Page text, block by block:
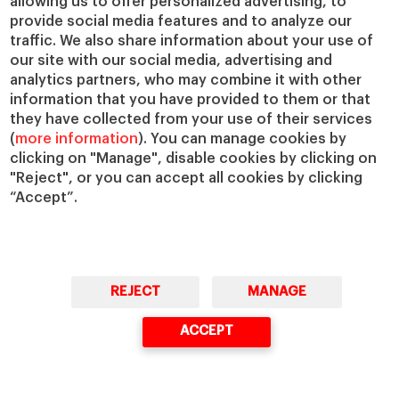
provide social media features and to analyze our
traffic. We also share information about your use of
our site with our social media, advertising and
analytics partners, who may combine it with other
information that you have provided to them or that
they have collected from your use of their services
(more information). You can manage cookies by
clicking on "Manage", disable cookies by clicking on
"Reject", or you can accept all cookies by clicking
“Accept”.
REJECT MANAGE
ACCEPT
Fabricación ágil: la alternativa al dilema
de hacer o comprar, de Joan Jané.